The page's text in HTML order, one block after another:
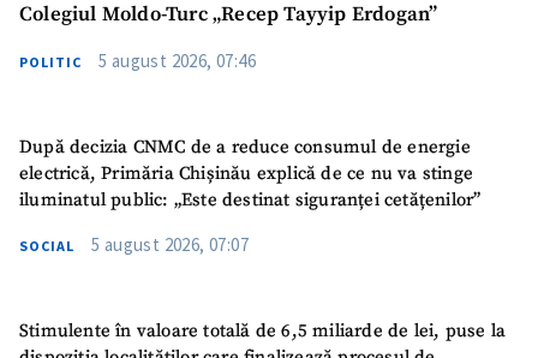
Colegiul Moldo-Turc „Recep Tayyip Erdogan”
POLITIC 5 august 2026, 07:46
După decizia CNMC de a reduce consumul de energie
electrică, Primăria Chișinău explică de ce nu va stinge
iluminatul public: „Este destinat siguranței cetățenilor”
SOCIAL 5 august 2026, 07:07
Stimulente în valoare totală de 6,5 miliarde de lei, puse la